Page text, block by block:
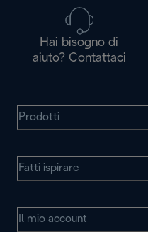
Hai bisogno di
aiuto? Contattaci
Prodotti
Fatti ispirare
Il mio account